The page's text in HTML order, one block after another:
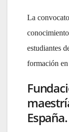
La
estudiantes
formación en
España.